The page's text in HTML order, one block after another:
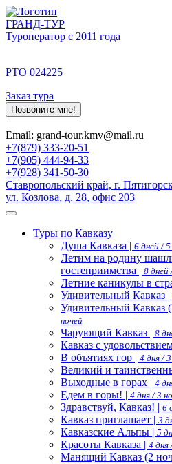
ГРАНД-ТУР
Туроператор с 2011 года
РТО 024225
Заказ тура
Позвоните мне!
Email: grand-tour.kmv@mail.ru
+7(879) 333-20-51
+7(905) 444-94-33
+7(928) 341-50-30
Ставропольский край, г.
ул. Козлова, д. 28, офис 203
Туры по Кавказу
Душа Кавказа | 6 дней /
Летим на родину
гостеприимства | 8 дней
Летние каникулы в
Удивительный Кавказ |
Удивительный Кавказ
ночей
Чарующий Кавказ | 8
Кавказ с
В объятиях гор | 4 дня /
Великий и
Выходные в горах | 4
Едем в горы! | 4 дня / 3
Здравствуй, Кавказ! | 6
Кавказ приглашает | 3
Кавказские Альпы | 5
Красоты Кавказа | 4 дня
Манящий Кавказ (2